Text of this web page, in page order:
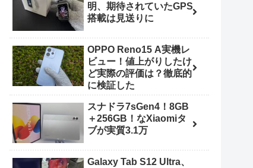
明、期待されていたGPS
搭載は見送りに
OPPO Reno15 A実機レ
ビュー！値上がりしたけ
ど実際の評価は？徹底的
に検証した
スナドラ7sGen4！8GB
＋256GB！なXiaomiタ
ブが実質3.1万
Galaxy Tab S12 Ultra、